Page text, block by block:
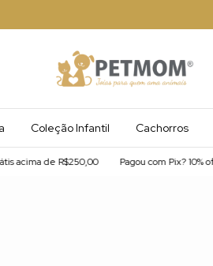
Coleção Infantil Cachorros
de R$250,00 Pagou com Pix? 10% off na